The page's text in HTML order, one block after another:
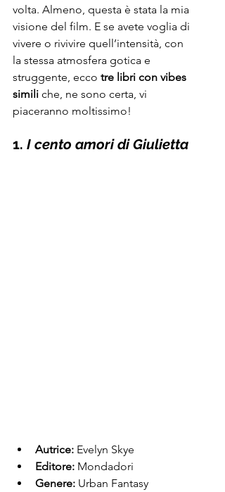
volta. Almeno, questa è stata la mia
visione del film. E se avete voglia di
vivere o rivivire quell’intensità, con
la stessa atmosfera gotica e
struggente, ecco tre libri con vibes
simili che, ne sono certa, vi
piaceranno moltissimo!
1. I cento amori di Giulietta
Autrice: Evelyn Skye
Editore: Mondadori
Genere: Urban Fantasy